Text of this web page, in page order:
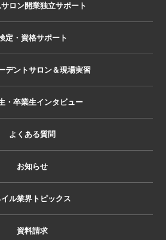
ロン開業独立サポート
定・資格サポート
デントサロン＆現場実習
・卒業生インタビュー
よくある質問
お知らせ
ル業界トピックス
資料請求